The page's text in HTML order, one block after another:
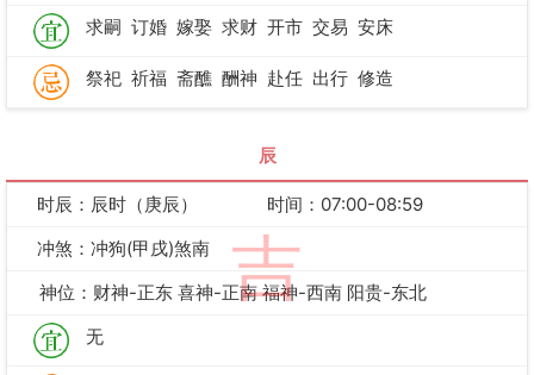
求嗣 订婚 嫁娶 求财 开市 交易 安床
祭祀 祈福 斋醮 酬神 赴任 出行 修造
辰
吉
时辰：辰时（庚辰）
时间：07:00-08:59
冲煞：冲狗(甲戌)煞南
神位：财神-正东 喜神-正南 福神-西南 阳贵-东北
无